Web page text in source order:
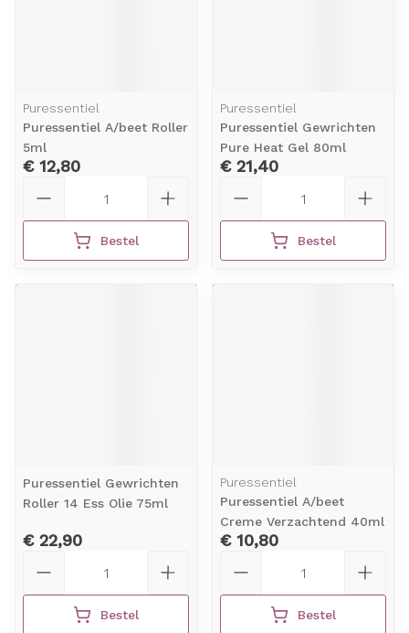
Puressentiel
Puressentiel A/beet Roller
5ml
€ 12,80
Bestel
Puressentiel
Puressentiel Gewrichten
Pure Heat Gel 80ml
€ 21,40
Bestel
Puressentiel Gewrichten
Roller 14 Ess Olie 75ml
€ 22,90
Bestel
Puressentiel
Puressentiel A/beet
Creme Verzachtend 40ml
€ 10,80
Bestel